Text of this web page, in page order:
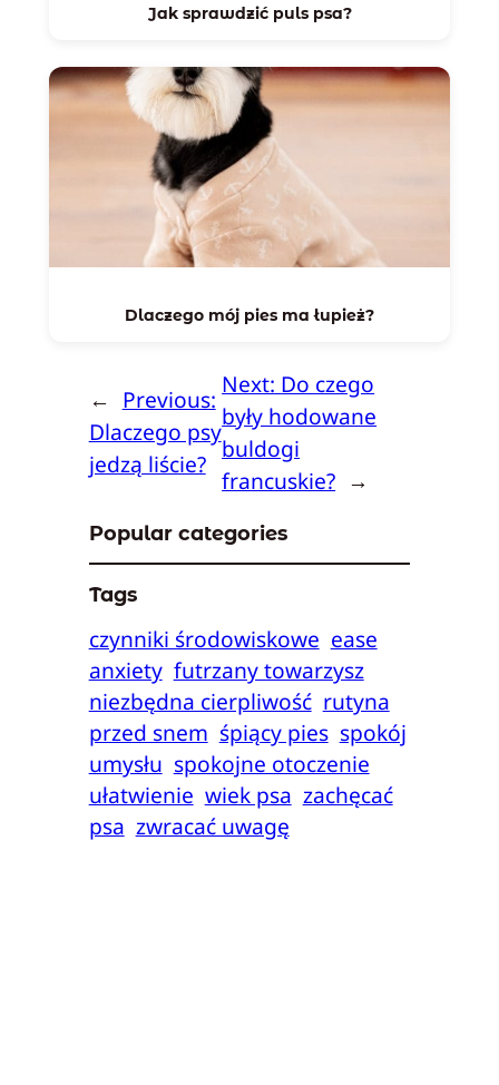
Jak sprawdzić puls psa?
Dlaczego mój pies ma łupież?
← Previous:
Dlaczego psy
jedzą liście?
Next: Do czego
były hodowane
buldogi
francuskie? →
Popular categories
Tags
czynniki środowiskowe ease
anxiety futrzany towarzysz
niezbędna cierpliwość rutyna
przed snem śpiący pies spokój
umysłu spokojne otoczenie
ułatwienie wiek psa zachęcać
psa zwracać uwagę